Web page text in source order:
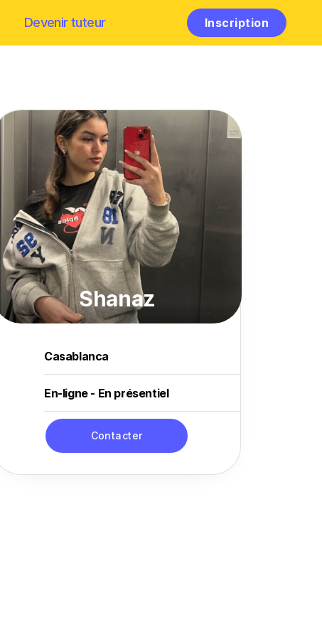
Devenir tuteur Inscription
Shanaz
Casablanca
En-ligne - En présentiel
Contacter